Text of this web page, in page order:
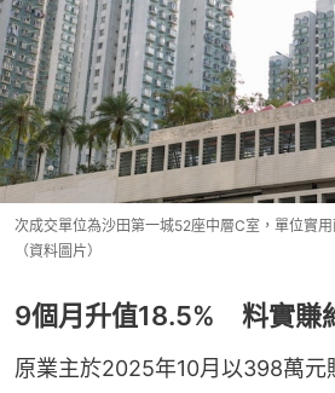
次成交單位為沙田第一城52座中層C室，單位實
（資料圖片）
9個月升值18.5% 料實賺
原業主於2025年10月以398萬元